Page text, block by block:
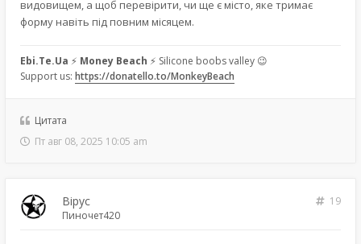
видовищем, а щоб перевірити, чи ще є місто, яке тримає
форму навіть під повним місяцем.
Ebi.Te.Ua ⚡ Money Beach ⚡ Silicone boobs valley 😉
Support us: https://donatello.to/MonkeyBeach
Цитата
Пт авг 08, 2025 10:05 am
Вірус
19
Пиночет420